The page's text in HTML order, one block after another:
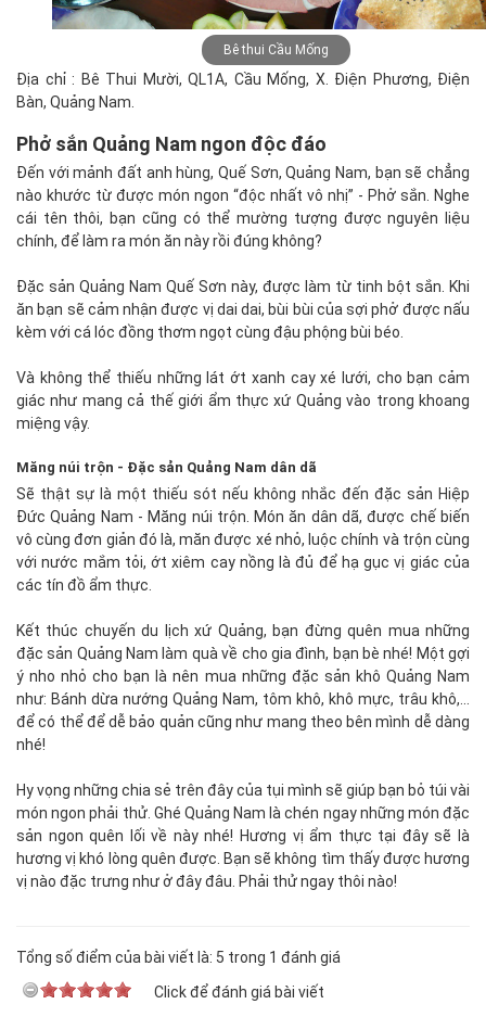
Bê thui Cầu Mống
Địa chỉ : Bê Thui Mười, QL1A, Cầu Mống, X. Điện Phương, Điện
Bàn, Quảng Nam.
Phở sắn Quảng Nam ngon độc đáo
Đến với mảnh đất anh hùng, Quế Sơn, Quảng Nam, bạn sẽ chẳng
nào khước từ được món ngon “độc nhất vô nhị” - Phở sắn. Nghe
cái tên thôi, bạn cũng có thể mường tượng được nguyên liệu
chính, để làm ra món ăn này rồi đúng không?
Đặc sản Quảng Nam Quế Sơn này, được làm từ tinh bột sắn. Khi
ăn bạn sẽ cảm nhận được vị dai dai, bùi bùi của sợi phở được nấu
kèm với cá lóc đồng thơm ngọt cùng đậu phộng bùi béo.
Và không thể thiếu những lát ớt xanh cay xé lưới, cho bạn cảm
giác như mang cả thế giới ẩm thực xứ Quảng vào trong khoang
miệng vậy.
Măng núi trộn - Đặc sản Quảng Nam dân dã
Sẽ thật sự là một thiếu sót nếu không nhắc đến đặc sản Hiệp
Đức Quảng Nam - Măng núi trộn. Món ăn dân dã, được chế biến
vô cùng đơn giản đó là, măn được xé nhỏ, luộc chính và trộn cùng
với nước mắm tỏi, ớt xiêm cay nồng là đủ để hạ gục vị giác của
các tín đồ ẩm thực.
Kết thúc chuyến du lịch xứ Quảng, bạn đừng quên mua những
đặc sản Quảng Nam làm quà về cho gia đình, bạn bè nhé! Một gợi
ý nho nhỏ cho bạn là nên mua những đặc sản khô Quảng Nam
như: Bánh dừa nướng Quảng Nam, tôm khô, khô mực, trâu khô,...
để có thể để dễ bảo quản cũng như mang theo bên mình dễ dàng
nhé!
Hy vọng những chia sẻ trên đây của tụi mình sẽ giúp bạn bỏ túi vài
món ngon phải thử. Ghé Quảng Nam là chén ngay những món đặc
sản ngon quên lối về này nhé! Hương vị ẩm thực tại đây sẽ là
hương vị khó lòng quên được. Bạn sẽ không tìm thấy được hương
vị nào đặc trưng như ở đây đâu. Phải thử ngay thôi nào!
Tổng số điểm của bài viết là: 5 trong 1 đánh giá
Click để đánh giá bài viết